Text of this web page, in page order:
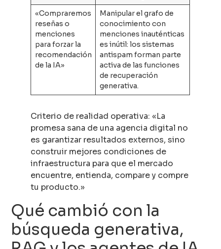
«Compraremos
reseñas o
menciones
para forzar la
recomendación
de la IA»
Manipular el grafo de
conocimiento con
menciones inauténticas
es inútil: los sistemas
antispam forman parte
activa de las funciones
de recuperación
generativa.
Criterio de realidad operativa: «La
promesa sana de una agencia digital no
es garantizar resultados externos, sino
construir mejores condiciones de
infraestructura para que el mercado
encuentre, entienda, compare y compre
tu producto.»
Qué cambió con la
búsqueda generativa,